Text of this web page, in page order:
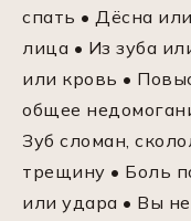
спать • Дёсна
лица • Из зуба
или кровь •
общее
Зуб сломан,
трещину • Боль
или удара • Вы